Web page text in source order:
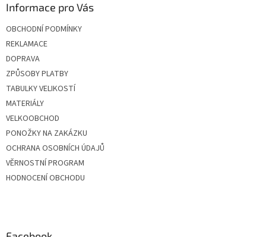
Informace pro Vás
OBCHODNÍ PODMÍNKY
REKLAMACE
DOPRAVA
ZPŮSOBY PLATBY
TABULKY VELIKOSTÍ
MATERIÁLY
VELKOOBCHOD
PONOŽKY NA ZAKÁZKU
OCHRANA OSOBNÍCH ÚDAJŮ
VĚRNOSTNÍ PROGRAM
HODNOCENÍ OBCHODU